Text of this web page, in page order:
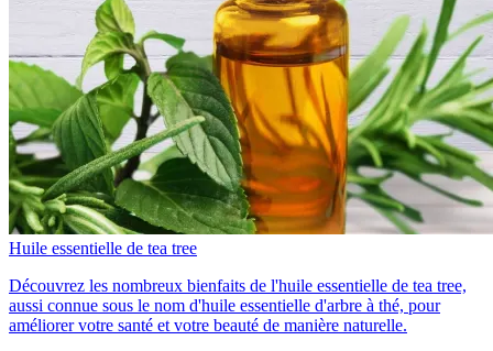
Huile essentielle de tea tree
Découvrez les nombreux bienfaits de l'huile essentielle de tea tree,
aussi connue sous le nom d'huile essentielle d'arbre à thé, pour
améliorer votre santé et votre beauté de manière naturelle.